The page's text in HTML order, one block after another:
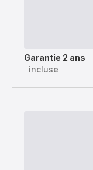
Garantie 2 ans
incluse